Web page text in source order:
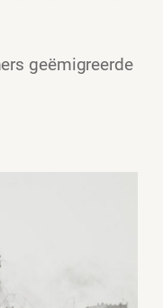
geëmigreerde